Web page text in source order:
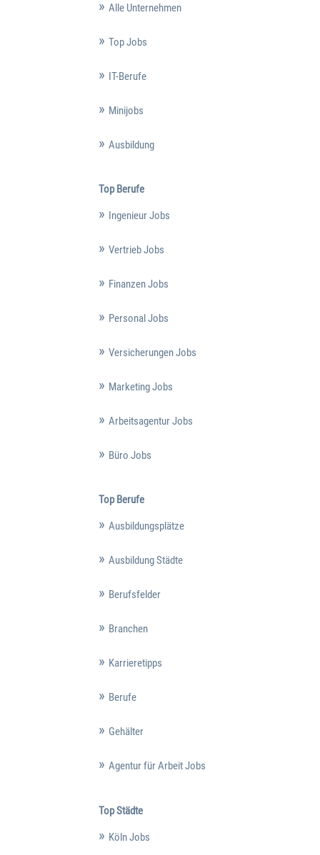
Alle Unternehmen
Top Jobs
IT-Berufe
Minijobs
Ausbildung
Top Berufe
Ingenieur Jobs
Vertrieb Jobs
Finanzen Jobs
Personal Jobs
Versicherungen Jobs
Marketing Jobs
Arbeitsagentur Jobs
Büro Jobs
Top Berufe
Ausbildungsplätze
Ausbildung Städte
Berufsfelder
Branchen
Karrieretipps
Berufe
Gehälter
Agentur für Arbeit Jobs
Top Städte
Köln Jobs